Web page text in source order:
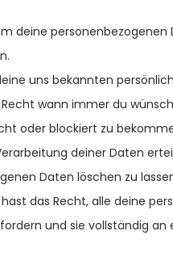
deine
uns bekannten
wann immer du
oder blockiert zu
deiner Daten
Daten löschen zu
das Recht, alle deine
und sie vollständig